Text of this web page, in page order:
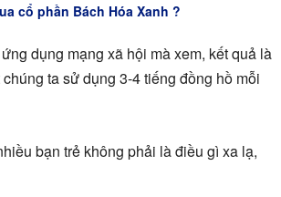
cổ phần Bách Hóa Xanh ?
dụng mạng xã hội mà xem, kết quả là
ta sử dụng 3-4 tiếng đồng hồ mỗi
bạn trẻ không phải là điều gì xa lạ,